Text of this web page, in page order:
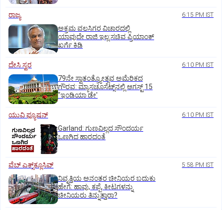
ರಾಜ್ಯ 6:15 PM IST
ಅಕ್ರಮ ವಲಸಿಗರ ವಿಚಾರದಲ್ಲಿ
ಯಾವುದೇ ರಾಜಿ ಇಲ್ಲ:ಸಚಿವ ಪ್ರಿಯಾಂಕ್
ಖರ್ಗೆ ಕಿಡಿ
ದೇಸಿ ಸ್ವರ 6:10 PM IST
79ನೇ ಸ್ವಾತಂತ್ರ್ಯೋತ್ಸವ ಅಮೆರಿಕದ
ಗೌರವ: ಮ್ಯಾಸಚೂಸೆಟ್ಸ್‌ನಲ್ಲಿ ಆಗಸ್ಟ್‌ 15
"ಇಂಡಿಯಾ ಡೇ'
ಯುವಿ ಫ್ಯೂಷನ್ 6:10 PM IST
Garland: ಗುಣವಿಲ್ಲದ ಸೌಂದರ್ಯ
ಒಣಗಿದ ಹಾರದಂತೆ
ವೆಬ್ ಎಕ್ಸ್‌ಕ್ಲೂಸಿವ್ 5:58 PM IST
ನಿವೃತ್ತಿಯ ಅನಂತರ ಚೀನಿಯರ ಬದುಕು
ಹೇಗೆ: ಹಾವು, ಕಪ್ಪೆ, ಕೀಟಗಳನ್ನು
ಚೀನಿಯರು ತಿನ್ನುತ್ತಾರಾ?